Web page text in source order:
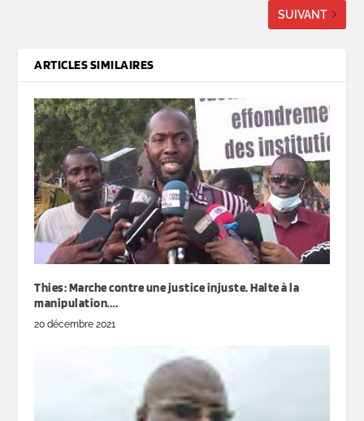
SUIVANT
ARTICLES SIMILAIRES
Thies: Marche contre une justice injuste. Halte à la
manipulation….
20 décembre 2021